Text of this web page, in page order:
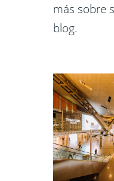
más sobre
blog.